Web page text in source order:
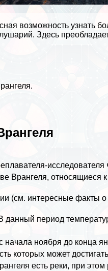
возможность узнать
Здесь
Врангеля, относящиеся
(см. интересные факты
период
начала ноября до конца
которых может
есть реки, при